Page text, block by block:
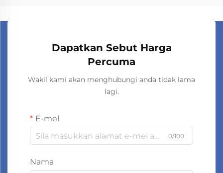
Dapatkan Sebut Harga
Percuma
Wakil kami akan menghubungi anda tidak lama
lagi.
E-mel
0/100
Nama